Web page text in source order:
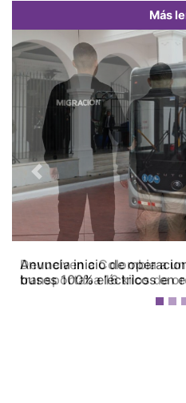
Más
Devuelven a Colombia a
transportaba 16 kilos de
Previous